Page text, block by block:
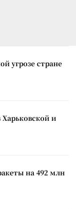
угрозе стране
и
на 492 млн